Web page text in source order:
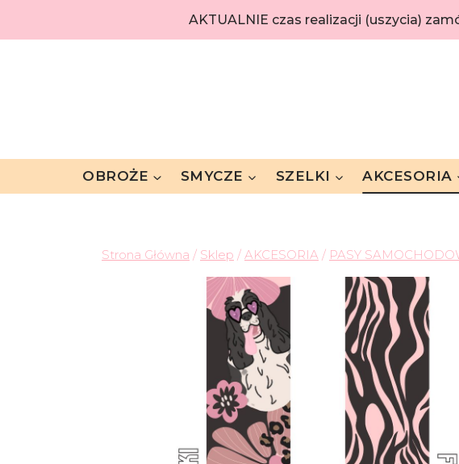
AKTUALNIE czas realizacji (uszycia)
OBROŻE SMYCZE SZELKI AKCESORIA
Strona Główna / Sklep / AKCESORIA / PASY